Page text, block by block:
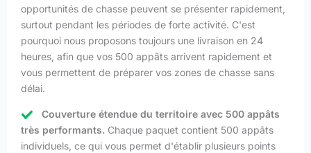
opportunités de chasse peuvent se présenter rapidement,
surtout pendant les périodes de forte activité. C'est
pourquoi nous proposons toujours une livraison en 24
heures, afin que vos 500 appâts arrivent rapidement et
vous permettent de préparer vos zones de chasse sans
délai.
Couverture étendue du territoire avec 500 appâts
très performants. Chaque paquet contient 500 appâts
individuels, ce qui vous permet d'établir plusieurs points